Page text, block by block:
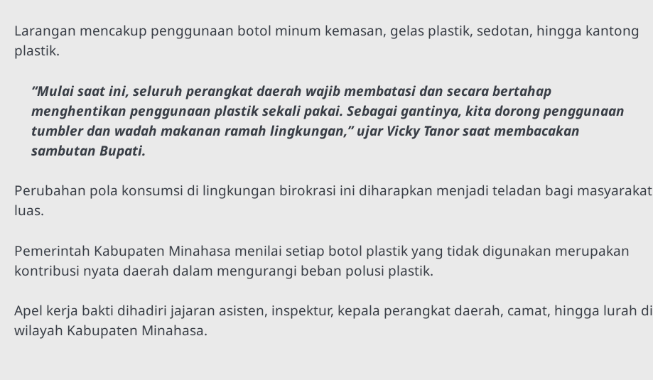
Larangan mencakup penggunaan botol minum kemasan, gelas plastik, sedotan, hingga kantong
plastik.
“Mulai saat ini, seluruh perangkat daerah wajib membatasi dan secara bertahap
menghentikan penggunaan plastik sekali pakai. Sebagai gantinya, kita dorong penggunaan
tumbler dan wadah makanan ramah lingkungan,” ujar Vicky Tanor saat membacakan
sambutan Bupati.
Perubahan pola konsumsi di lingkungan birokrasi ini diharapkan menjadi teladan bagi masyarakat
luas.
Pemerintah Kabupaten Minahasa menilai setiap botol plastik yang tidak digunakan merupakan
kontribusi nyata daerah dalam mengurangi beban polusi plastik.
Apel kerja bakti dihadiri jajaran asisten, inspektur, kepala perangkat daerah, camat, hingga lurah di
wilayah Kabupaten Minahasa.